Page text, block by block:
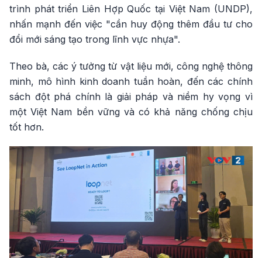
trình phát triển Liên Hợp Quốc tại Việt Nam (UNDP),
nhấn mạnh đến việc "cần huy động thêm đầu tư cho
đổi mới sáng tạo trong lĩnh vực nhựa".
Theo bà, các ý tưởng từ vật liệu mới, công nghệ thông
minh, mô hình kinh doanh tuần hoàn, đến các chính
sách đột phá chính là giải pháp và niềm hy vọng vì
một Việt Nam bền vững và có khả năng chống chịu
tốt hơn.